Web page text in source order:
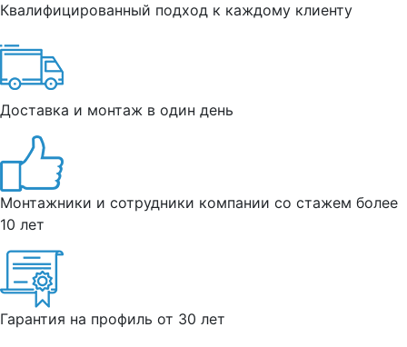
Квалифицированный подход к каждому клиенту
Доставка и монтаж в один день
Монтажники и сотрудники компании со стажем более
10 лет
Гарантия на профиль от 30 лет